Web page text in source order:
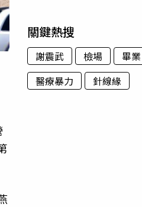
關鍵熱搜
謝震武 檢場 畢業
醫療暴力
針線緣